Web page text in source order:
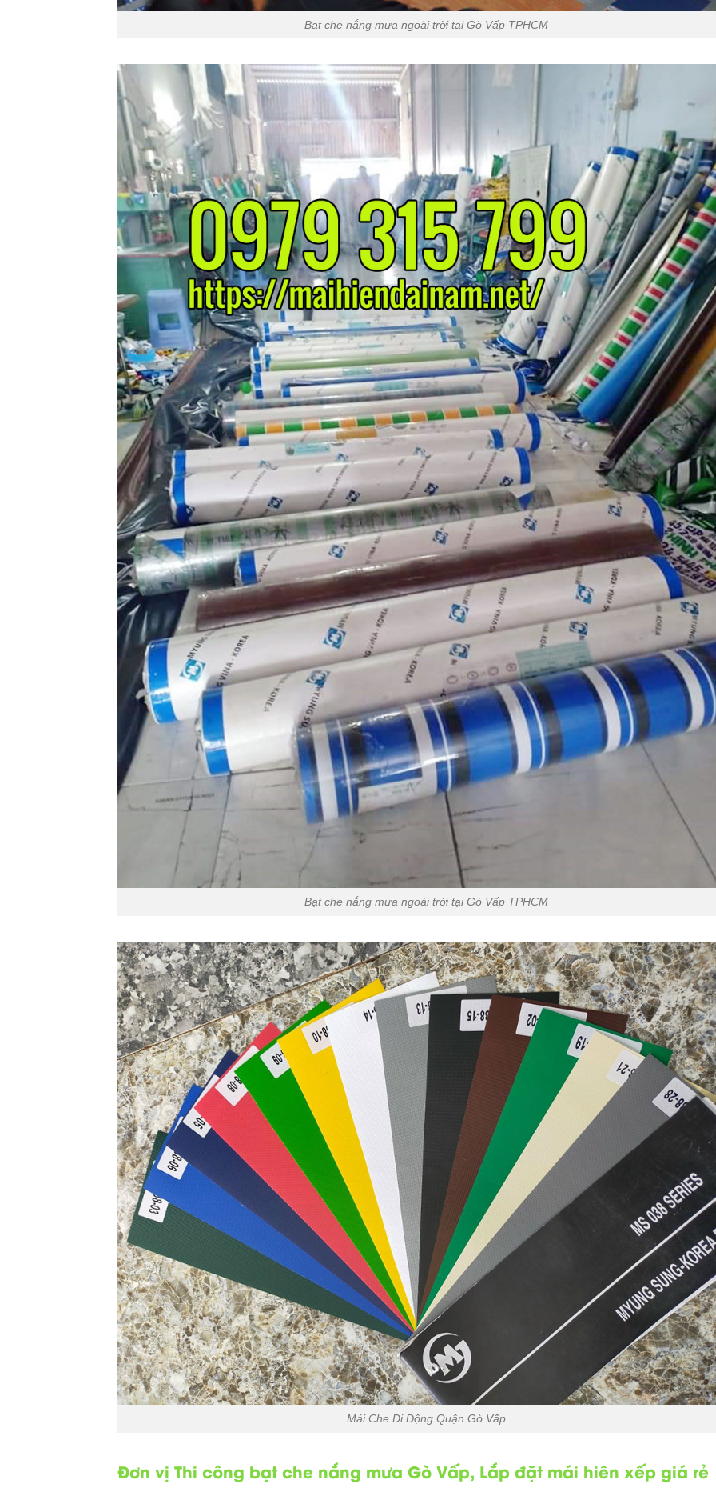
Bạt che nắng mưa ngoài trời tại Gò Vấp TPHCM
Bạt che nắng mưa ngoài trời tại Gò Vấp TPHCM
Mái Che Di Động Quận Gò Vấp
Đơn vị Thi công bạt che nắng mưa Gò Vấp, Lắp đặt mái hiên xếp giá rẻ